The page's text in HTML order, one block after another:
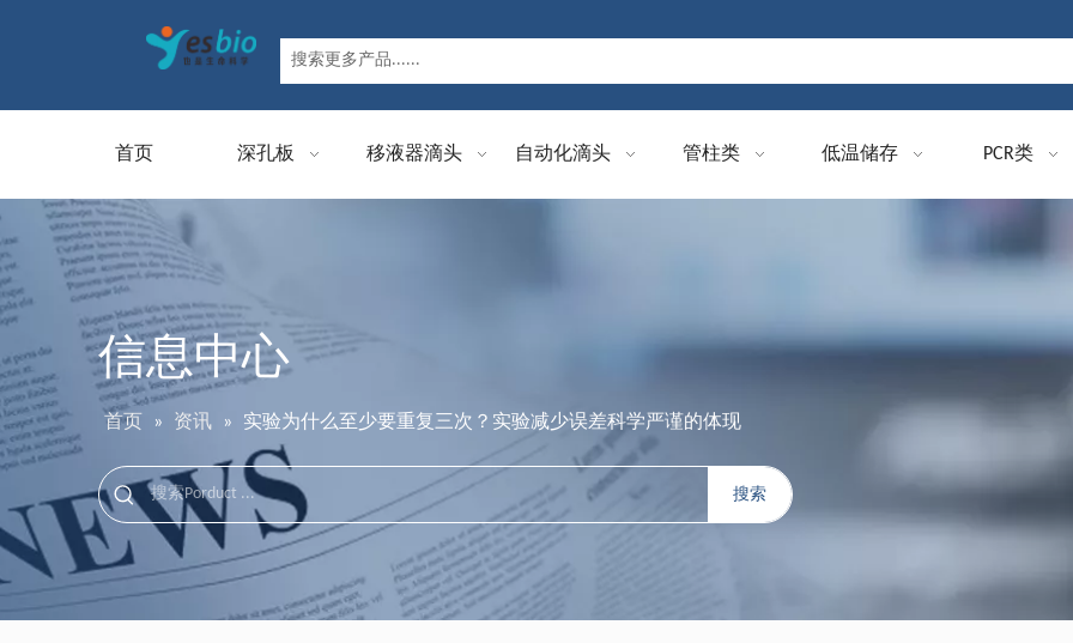
首页 深孔板 移液器滴头 自动化滴头 管柱类 低温储存 PCR类
信息中心
首页 » 资讯 » 实验为什么至少要重复三次？实验减少误差科学严谨的体现
搜索